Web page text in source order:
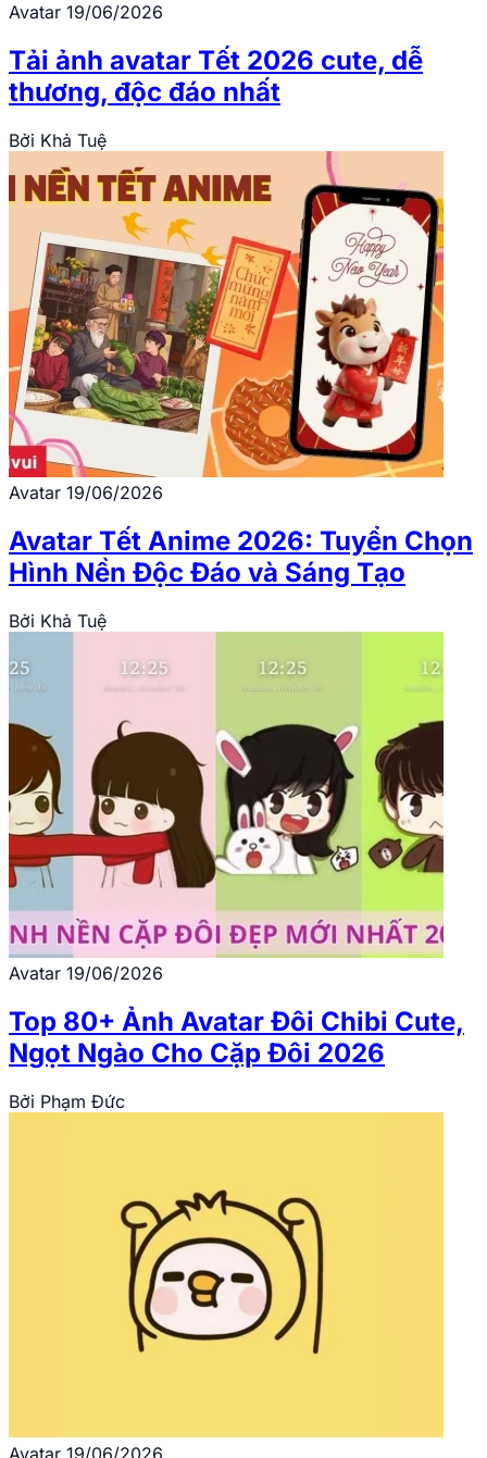
Avatar 19/06/2026
Tải ảnh avatar Tết 2026 cute, dễ
thương, độc đáo nhất
Bởi Khả Tuệ
Avatar 19/06/2026
Avatar Tết Anime 2026: Tuyển Chọn
Hình Nền Độc Đáo và Sáng Tạo
Bởi Khả Tuệ
Avatar 19/06/2026
Top 80+ Ảnh Avatar Đôi Chibi Cute,
Ngọt Ngào Cho Cặp Đôi 2026
Bởi Phạm Đức
Avatar 19/06/2026